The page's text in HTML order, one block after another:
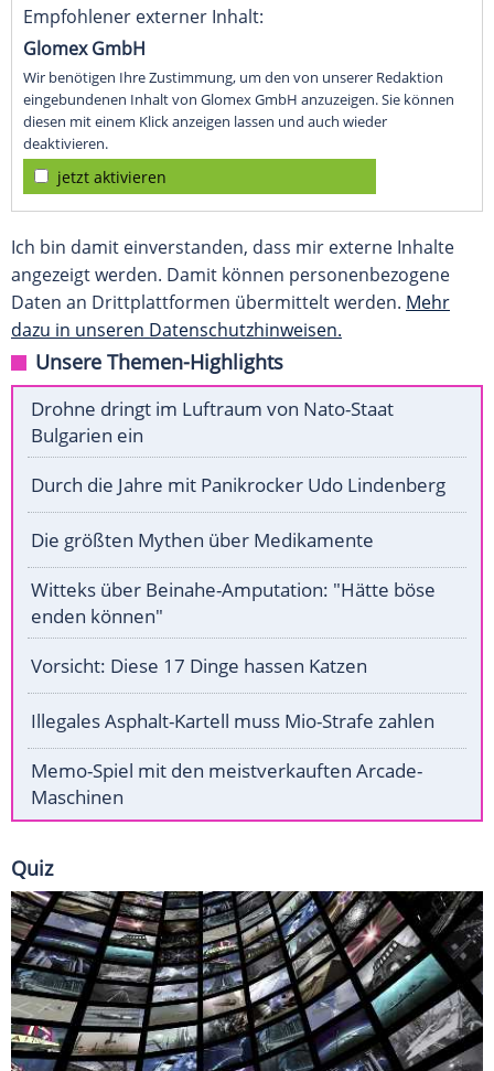
Empfohlener externer Inhalt:
Glomex GmbH
Wir benötigen Ihre Zustimmung, um den von unserer Redaktion
eingebundenen Inhalt von Glomex GmbH anzuzeigen. Sie können
diesen mit einem Klick anzeigen lassen und auch wieder
deaktivieren.
jetzt aktivieren
Ich bin damit einverstanden, dass mir externe Inhalte
angezeigt werden. Damit können personenbezogene
Daten an Drittplattformen übermittelt werden. Mehr
dazu in unseren Datenschutzhinweisen.
Unsere Themen-Highlights
Drohne dringt im Luftraum von Nato-Staat
Bulgarien ein
Durch die Jahre mit Panikrocker Udo Lindenberg
Die größten Mythen über Medikamente
Witteks über Beinahe-Amputation: "Hätte böse
enden können"
Vorsicht: Diese 17 Dinge hassen Katzen
Illegales Asphalt-Kartell muss Mio-Strafe zahlen
Memo-Spiel mit den meistverkauften Arcade-
Maschinen
Quiz